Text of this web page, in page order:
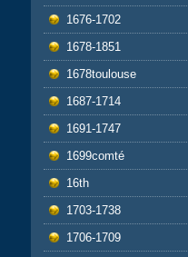
1676-1702
1678-1851
1678toulouse
1687-1714
1691-1747
1699comté
16th
1703-1738
1706-1709